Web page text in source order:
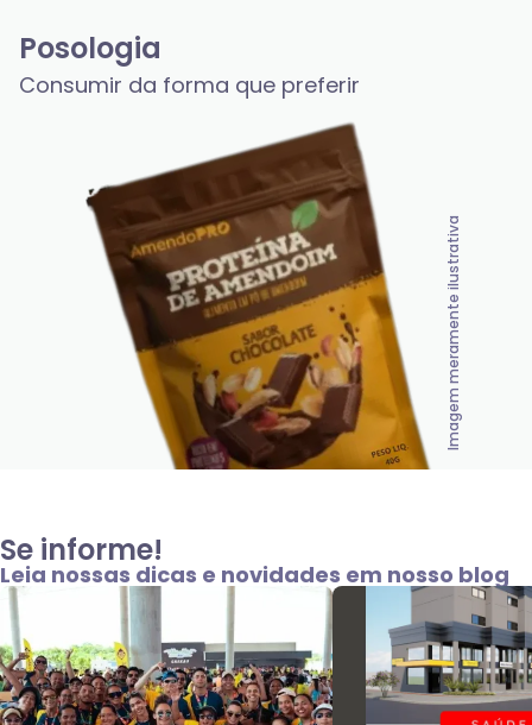
Posologia
Consumir da forma que preferir
Imagem meramente ilustrativa
Se informe!
Leia nossas dicas e novidades em nosso blog